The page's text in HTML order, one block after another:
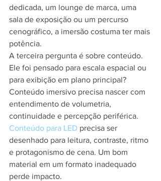
dedicada, um lounge de marca, uma
sala de exposição ou um percurso
cenográfico, a imersão costuma ter mais
potência.
A terceira pergunta é sobre conteúdo.
Ele foi pensado para escala espacial ou
para exibição em plano principal?
Conteúdo imersivo precisa nascer com
entendimento de volumetria,
continuidade e percepção periférica.
Conteúdo para LED precisa ser
desenhado para leitura, contraste, ritmo
e protagonismo de cena. Um bom
material em um formato inadequado
perde impacto.